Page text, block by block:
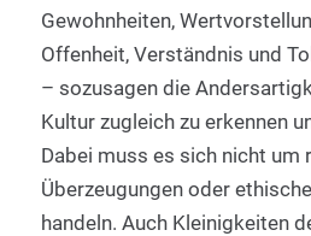
Gewohnheiten,
Offenheit, Verständnis und
– sozusagen die
Kultur zugleich zu erkennen
Dabei muss es sich nicht um
Überzeugungen oder
handeln. Auch Kleinigkeiten